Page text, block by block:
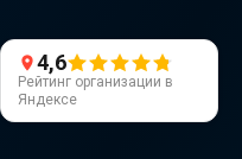
4,6
Рейтинг организации в
Яндексе